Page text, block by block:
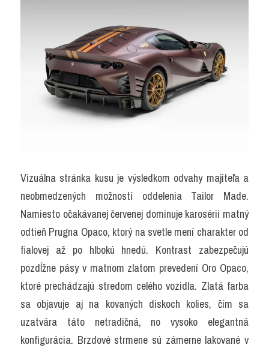
Vizuálna stránka kusu je výsledkom odvahy majiteľa a
neobmedzených možností oddelenia Tailor Made.
Namiesto očakávanej červenej dominuje karosérii matný
odtieň Prugna Opaco, ktorý na svetle mení charakter od
fialovej až po hlbokú hnedú. Kontrast zabezpečujú
pozdĺžne pásy v matnom zlatom prevedení Oro Opaco,
ktoré prechádzajú stredom celého vozidla. Zlatá farba
sa objavuje aj na kovaných diskoch kolies, čím sa
uzatvára táto netradičná, no vysoko elegantná
konfigurácia. Brzdové strmene sú zámerne lakované v